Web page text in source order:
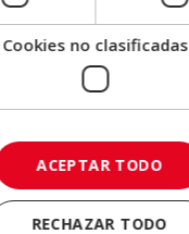
Cookies no clasificadas
ACEPTAR TODO
RECHAZAR TODO